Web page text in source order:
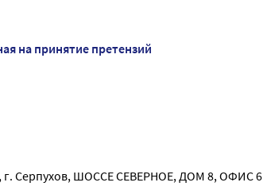
на принятие претензий
г. Серпухов, ШОССЕ СЕВЕРНОЕ, ДОМ 8, ОФИС 6